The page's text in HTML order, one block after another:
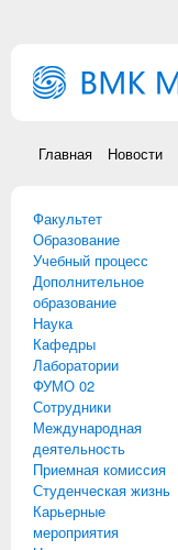
Главная Новости
Факультет
Образование
Учебный процесс
Дополнительное
образование
Наука
Кафедры
Лаборатории
ФУМО 02
Сотрудники
Международная
деятельность
Приемная комиссия
Студенческая жизнь
Карьерные
мероприятия